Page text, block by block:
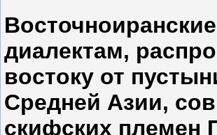
диалектам,
востоку от
Средней Азии,
скифских племен